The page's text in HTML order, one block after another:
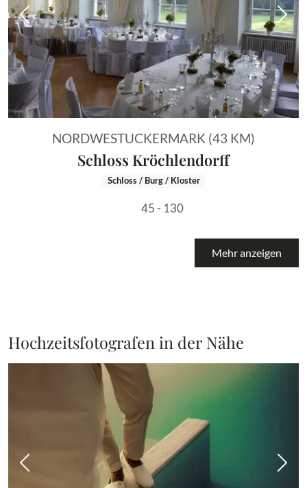
Vorheriges Bild
NORDWESTUCKERMARK (43 KM)
Schloss Kröchlendorff
Schloss / Burg / Kloster
45 - 130
Mehr anzeigen
Hochzeitsfotografen in der Nähe
Vorheriges Bild